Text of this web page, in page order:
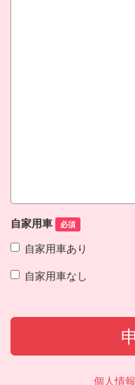
自家用車 必須
自家用車あり
自家用車なし
個人情